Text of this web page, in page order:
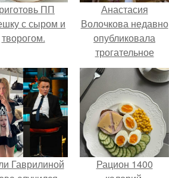
ПП
с сыром и
творогом.
Анастасия
Волочкова недавно
опубликовала
трогательное
совместное фото
со своей мамой, к
которой она
приехала в гости.
Гаврилиной
Рацион 1400